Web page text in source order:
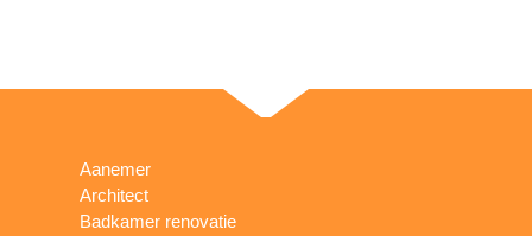
Aanemer
Architect
Badkamer renovatie